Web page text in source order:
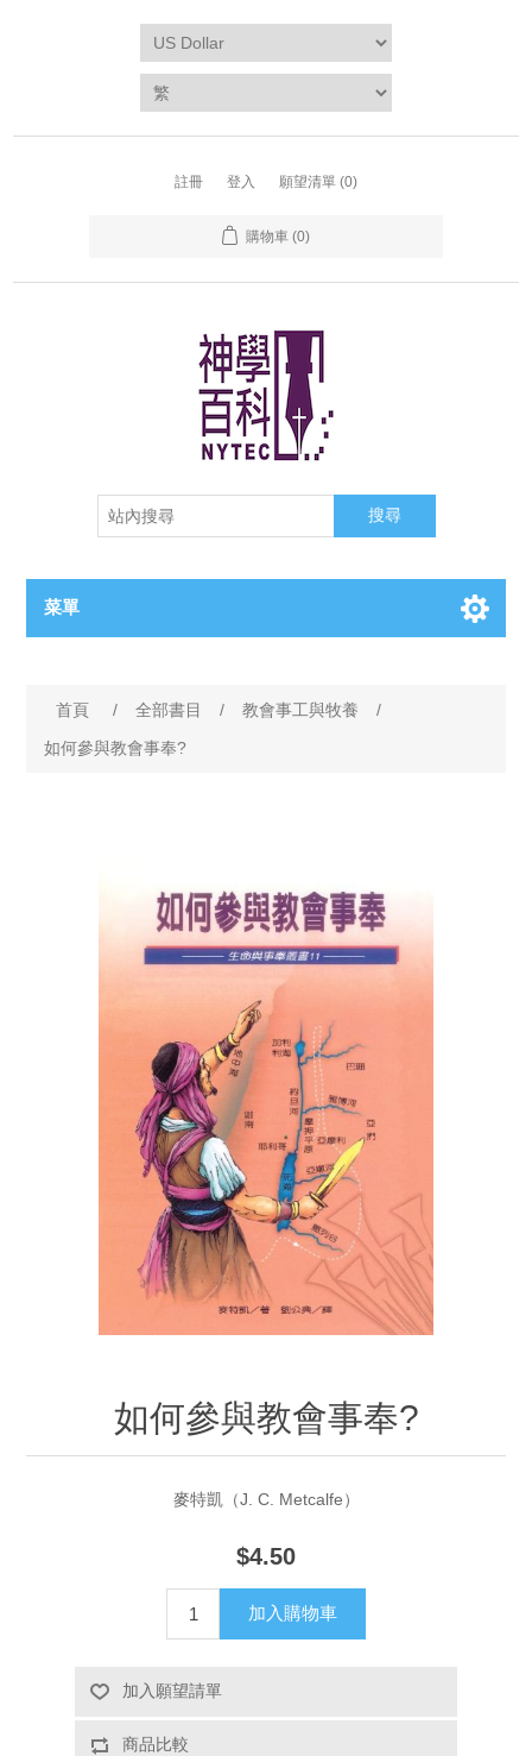
註冊 登入 願望清單 (0)
購物車 (0)
搜尋
菜單
首頁 / 全部書目 / 教會事工與牧養
/
如何參與教會事奉?
如何參與教會事奉?
麥特凱（J. C. Metcalfe）
$4.50
加入購物車
加入願望請單
商品比較